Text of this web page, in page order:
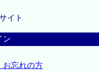
イト
ン
お忘れの方